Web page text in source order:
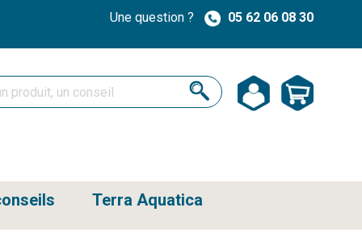
Une question ? 05 62 06 08 30
Terra Aquatica